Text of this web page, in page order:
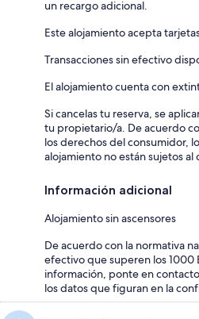
un recargo adicional.
Este alojamiento acepta
Transacciones sin efectivo
El alojamiento cuenta con
Si cancelas tu reserva, se
tu propietario/a. De acuerdo
los derechos del consumidor,
alojamiento no están sujetos
Información adicional
Alojamiento sin ascensores
De acuerdo con la normativa
efectivo que superen los 1000
información, ponte en
los datos que figuran en la